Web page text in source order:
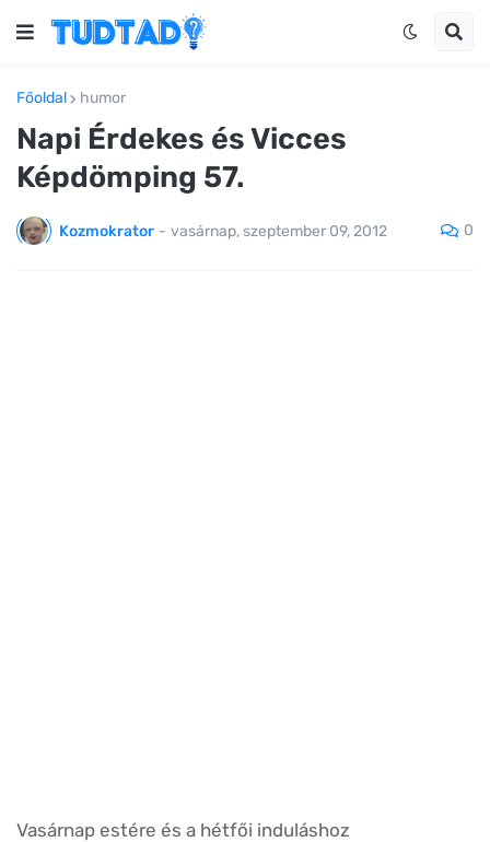
Főoldal humor
Napi Érdekes és Vicces
Képdömping 57.
Kozmokrator - vasárnap, szeptember 09, 2012 0
Vasárnap estére és a hétfői induláshoz